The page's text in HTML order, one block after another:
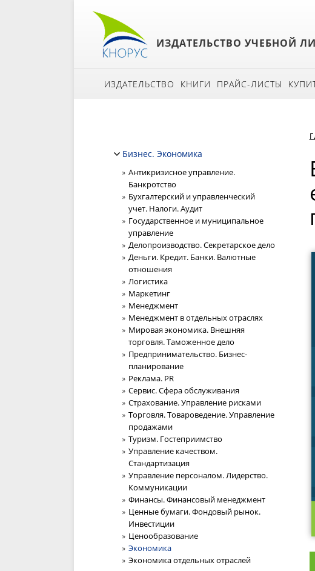
ИЗДАТЕЛЬСТВО УЧЕБНОЙ
ИЗДАТЕЛЬСТВО КНИГИ ПРАЙС-ЛИСТЫ
Бизнес. Экономика
Антикризисное управление.
Банкротство
Бухгалтерский и управленческий
учет. Налоги. Аудит
Государственное и муниципальное
управление
Делопроизводство. Секретарское дело
Деньги. Кредит. Банки. Валютные
отношения
Логистика
Маркетинг
Менеджмент
Менеджмент в отдельных отраслях
Мировая экономика. Внешняя
торговля. Таможенное дело
Предпринимательство. Бизнес-
планирование
Реклама. PR
Сервис. Сфера обслуживания
Страхование. Управление рисками
Торговля. Товароведение. Управление
продажами
Туризм. Гостеприимство
Управление качеством.
Стандартизация
Управление персоналом. Лидерство.
Коммуникации
Финансы. Финансовый менеджмент
Ценные бумаги. Фондовый рынок.
Инвестиции
Ценообразование
Экономика
Экономика отдельных отраслей